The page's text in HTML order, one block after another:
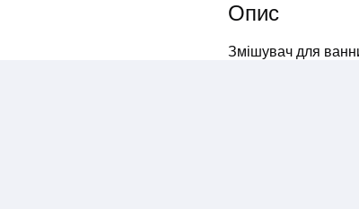
Опис
Змішувач для